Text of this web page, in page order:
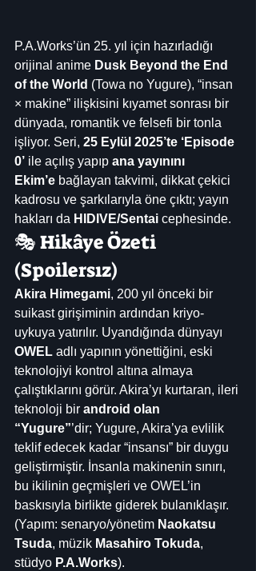
P.A.Works’ün 25. yıl için hazırladığı
orijinal anime Dusk Beyond the End
of the World (Towa no Yugure), “insan
× makine” ilişkisini kıyamet sonrası bir
dünyada, romantik ve felsefi bir tonla
işliyor. Seri, 25 Eylül 2025’te ‘Episode
0’ ile açılış yapıp ana yayınını
Ekim’e bağlayan takvimi, dikkat çekici
kadrosu ve şarkılarıyla öne çıktı; yayın
hakları da HIDIVE/Sentai cephesinde.
🎭 Hikâye Özeti
(Spoilersız)
Akira Himegami, 200 yıl önceki bir
suikast girişiminin ardından kriyo-
uykuya yatırılır. Uyandığında dünyayı
OWEL adlı yapının yönettiğini, eski
teknolojiyi kontrol altına almaya
çalıştıklarını görür. Akira’yı kurtaran, ileri
teknoloji bir android olan
“Yugure”’dir; Yugure, Akira’ya evlilik
teklif edecek kadar “insansı” bir duygu
geliştirmiştir. İnsanla makinenin sınırı,
bu ikilinin geçmişleri ve OWEL’in
baskısıyla birlikte giderek bulanıklaşır.
(Yapım: senaryo/yönetim Naokatsu
Tsuda, müzik Masahiro Tokuda,
stüdyo P.A.Works).